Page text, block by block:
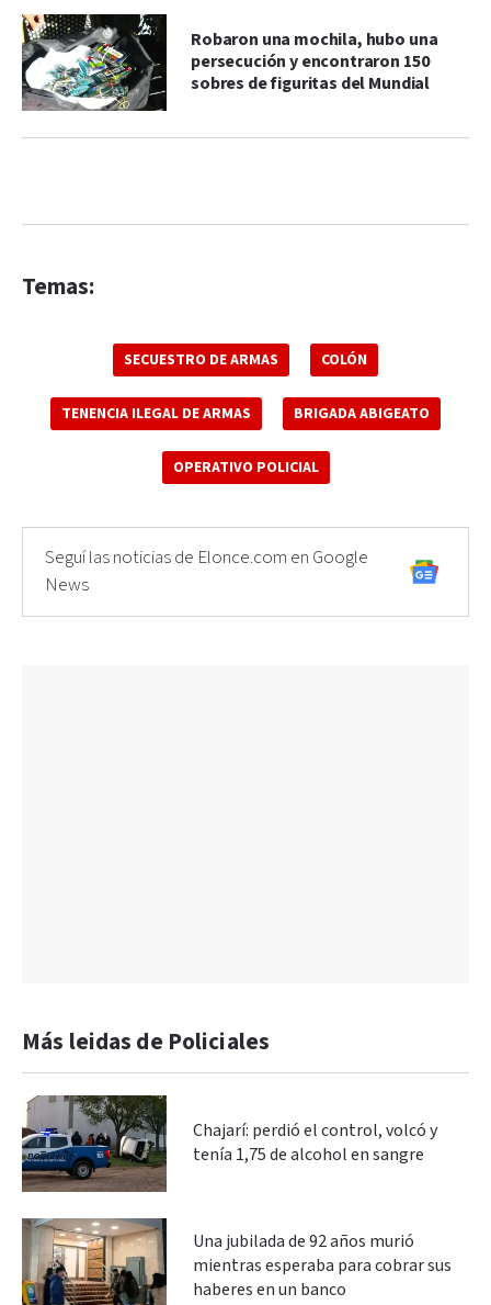
Robaron una mochila, hubo una
persecución y encontraron 150
sobres de figuritas del Mundial
Temas:
SECUESTRO DE ARMAS COLÓN
TENENCIA ILEGAL DE ARMAS BRIGADA ABIGEATO
OPERATIVO POLICIAL
Seguí las noticias de Elonce.com en Google
News
Más leidas de Policiales
Chajarí: perdió el control, volcó y
tenía 1,75 de alcohol en sangre
Una jubilada de 92 años murió
mientras esperaba para cobrar sus
haberes en un banco